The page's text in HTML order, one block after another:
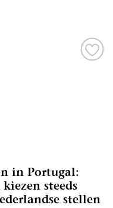
in Portugal:
steeds
stellen